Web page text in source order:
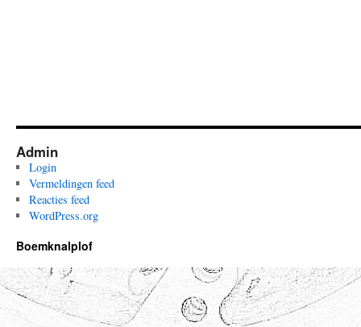
Admin
Login
Vermeldingen feed
Reacties feed
WordPress.org
Boemknalplof